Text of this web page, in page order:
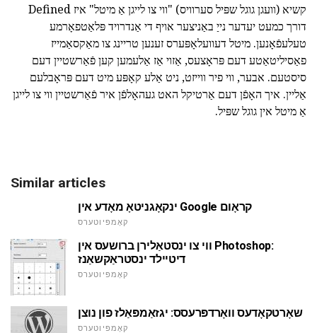
קשיא (וועגן גוגל שפּיל סערוויס) "ווי צו לייגן אַ מיטל" איז Defined
דורך כמעט יעדער נייַ באַניצער אויף די אַנדרויד פּלאַטפאָרמע
טעלעפֿאָנען. מיטל דעוועלאָפּערס זענען טריינג צו מאַקסאַמייז
פאַסיליטאַטע דעם פּראָצעס, אַזוי אַז אַלעמען קען פֿאַרשטיין דעם
סיסטעם. אבער, ווי פיר ווייזט, ניט אַלע קאָפּע מיט דעם פּראָבלעם
אַליין. איך האָפֿן דעם אַרטיקל האט געהאָלפֿן איר פֿאַרשטיין ווי צו לייגן
אַ מיטל אין גוגל שפּיל.
Similar articles
ינקאָגניטאָ מאָדע אין Google קראָום
קאָמפּיוטערס
ווי צו ינסטאַלירן ברושעס אין Photoshop:
דיטיילד ינסטראַקשאַנז
קאָמפּיוטערס
שאָרטקאָדעס וואָרדפּרעסס: יגזאַמפּאַלז פון נוצן
קאָמפּיוטערס